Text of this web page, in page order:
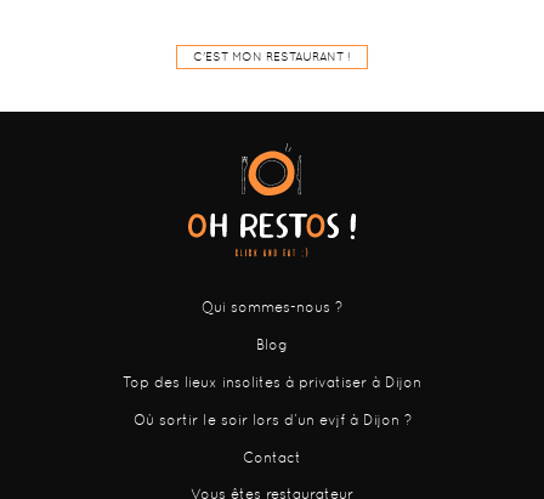
C'EST MON RESTAURANT !
Qui sommes-nous ?
Blog
Top des lieux insolites à privatiser à Dijon
Où sortir le soir lors d’un evjf à Dijon ?
Contact
Vous êtes restaurateur